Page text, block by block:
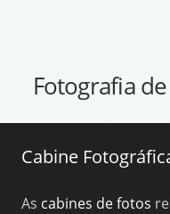
Fotografia
Cabine
As cabines de fotos